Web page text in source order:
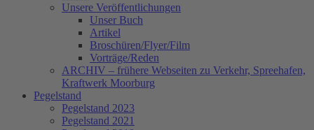
Unsere Veröffentlichungen
Unser Buch
Artikel
Broschüren/Flyer/Film
Vorträge/Reden
ARCHIV – frühere Webseiten zu Verkehr, Spreehafen,
Kraftwerk Moorburg
Pegelstand
Pegelstand 2023
Pegelstand 2021